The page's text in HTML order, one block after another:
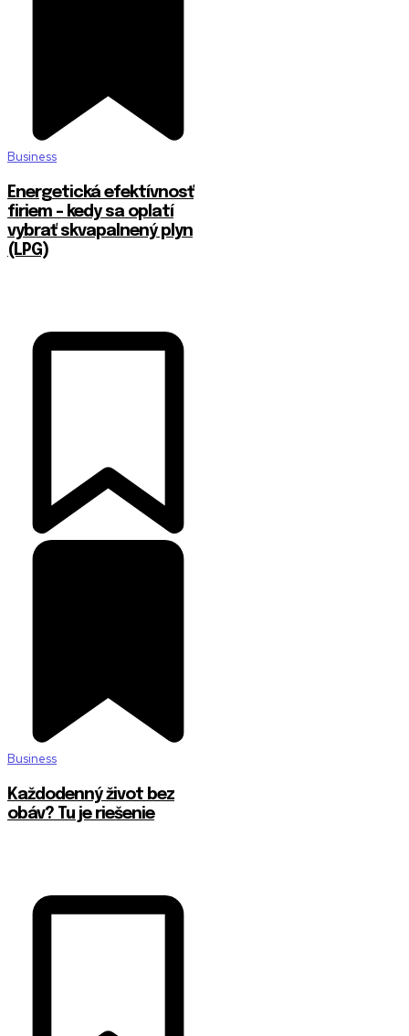
Business
Energetická efektívnosť
firiem – kedy sa oplatí
vybrať skvapalnený plyn
(LPG)
Business
Každodenný život bez
obáv? Tu je riešenie